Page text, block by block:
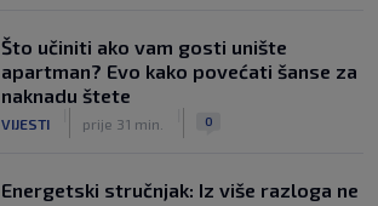
Što učiniti ako vam gosti unište
apartman? Evo kako povećati šanse za
naknadu štete
VIJESTI prije 31 min. 0
Energetski stručnjak: Iz više razloga ne